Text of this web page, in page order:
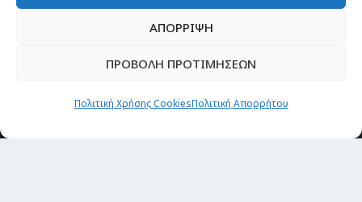
ΑΠΟΡΡΙΨΗ
ΠΡΟΒΟΛΗ ΠΡΟΤΙΜΗΣΕΩΝ
Πολιτική Χρήσης CookiesΠολιτική Απορρήτου
Newsletter
“H μόνη επένδυση από την οποία δεν έχεις